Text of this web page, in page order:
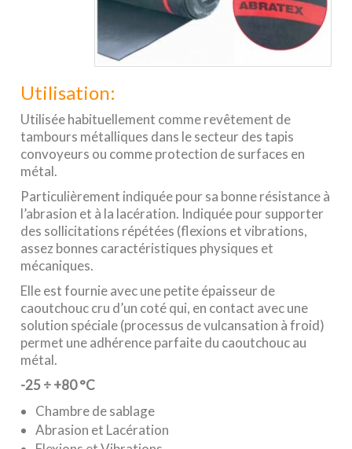
Utilisation:
Utilisée habituellement comme revêtement de
tambours métalliques dans le secteur des tapis
convoyeurs ou comme protection de surfaces en
métal.
Particulièrement indiquée pour sa bonne résistance à
l’abrasion et à la lacération. Indiquée pour supporter
des sollicitations répétées (flexions et vibrations,
assez bonnes caractéristiques physiques et
mécaniques.
Elle est fournie avec une petite épaisseur de
caoutchouc cru d’un coté qui, en contact avec une
solution spéciale (processus de vulcansation à froid)
permet une adhérence parfaite du caoutchouc au
métal.
-25 ÷ +80 °C
Chambre de sablage
Abrasion et Lacération